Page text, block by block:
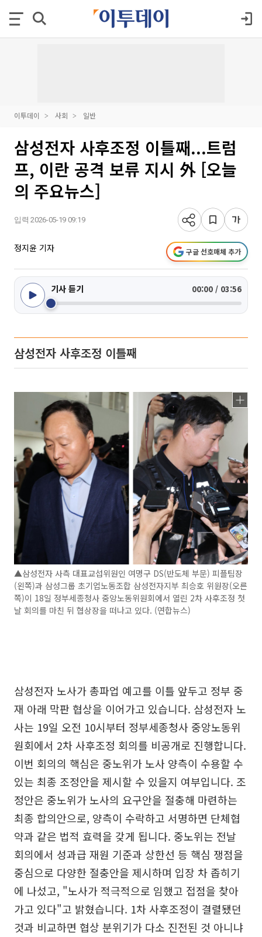
이투데이 사회 일반
삼성전자 사후조정 이틀째...트럼
프, 이란 공격 보류 지시 外 [오늘
의 주요뉴스]
입력 2026-05-19 09:19
정지윤 기자 구글 선호매체 추가
기사 듣기 00:00 / 03:56
삼성전자 사후조정 이틀째
▲삼성전자 사측 대표교섭위원인 여명구 DS(반도체 부문) 피플팀장
(왼쪽)과 삼성그룹 초기업노동조합 삼성전자지부 최승호 위원장(오른
쪽)이 18일 정부세종청사 중앙노동위원회에서 열린 2차 사후조정 첫
날 회의를 마친 뒤 협상장을 떠나고 있다. (연합뉴스)
삼성전자 노사가 총파업 예고를 이틀 앞두고 정부 중
재 아래 막판 협상을 이어가고 있습니다. 삼성전자 노
사는 19일 오전 10시부터 정부세종청사 중앙노동위
원회에서 2차 사후조정 회의를 비공개로 진행합니다.
이번 회의의 핵심은 중노위가 노사 양측이 수용할 수
있는 최종 조정안을 제시할 수 있을지 여부입니다. 조
정안은 중노위가 노사의 요구안을 절충해 마련하는
최종 합의안으로, 양측이 수락하고 서명하면 단체협
약과 같은 법적 효력을 갖게 됩니다. 중노위는 전날
회의에서 성과급 재원 기준과 상한선 등 핵심 쟁점을
중심으로 다양한 절충안을 제시하며 입장 차 좁히기
에 나섰고, "노사가 적극적으로 임했고 접점을 찾아
가고 있다"고 밝혔습니다. 1차 사후조정이 결렬됐던
것과 비교하면 협상 분위기가 다소 진전된 것 아니냐